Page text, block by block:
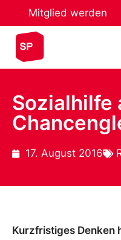
Mitglied werden
Sozialhilfe
17. August 2016
Kurzfristiges Denken